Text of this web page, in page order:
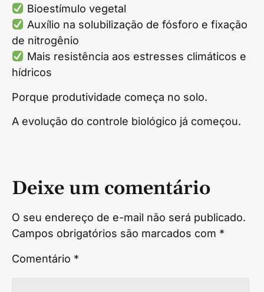
Bioestímulo vegetal
Auxílio na solubilização de fósforo e fixação
de nitrogênio
Mais resistência aos estresses climáticos e
hídricos
Porque produtividade começa no solo.
A evolução do controle biológico já começou.
Deixe um comentário
O seu endereço de e-mail não será publicado.
Campos obrigatórios são marcados com *
Comentário *